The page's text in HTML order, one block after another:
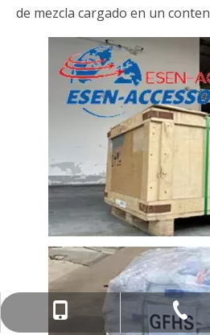
de mezcla cargado en un
+86-
+86-536-